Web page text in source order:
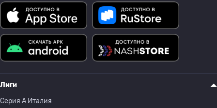
Лиги
Серия A Италия